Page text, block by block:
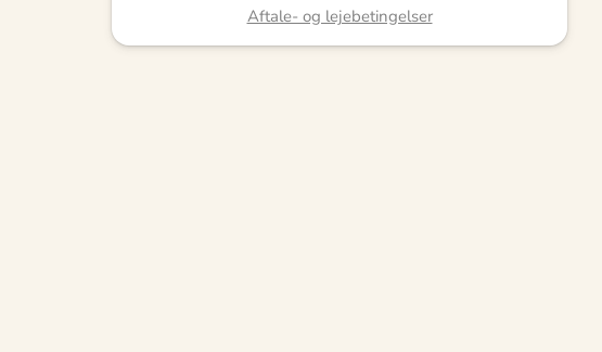
Aftale- og lejebetingelser